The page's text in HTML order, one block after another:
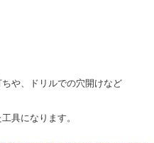
や、ドリルでの穴開けなど
具になります。